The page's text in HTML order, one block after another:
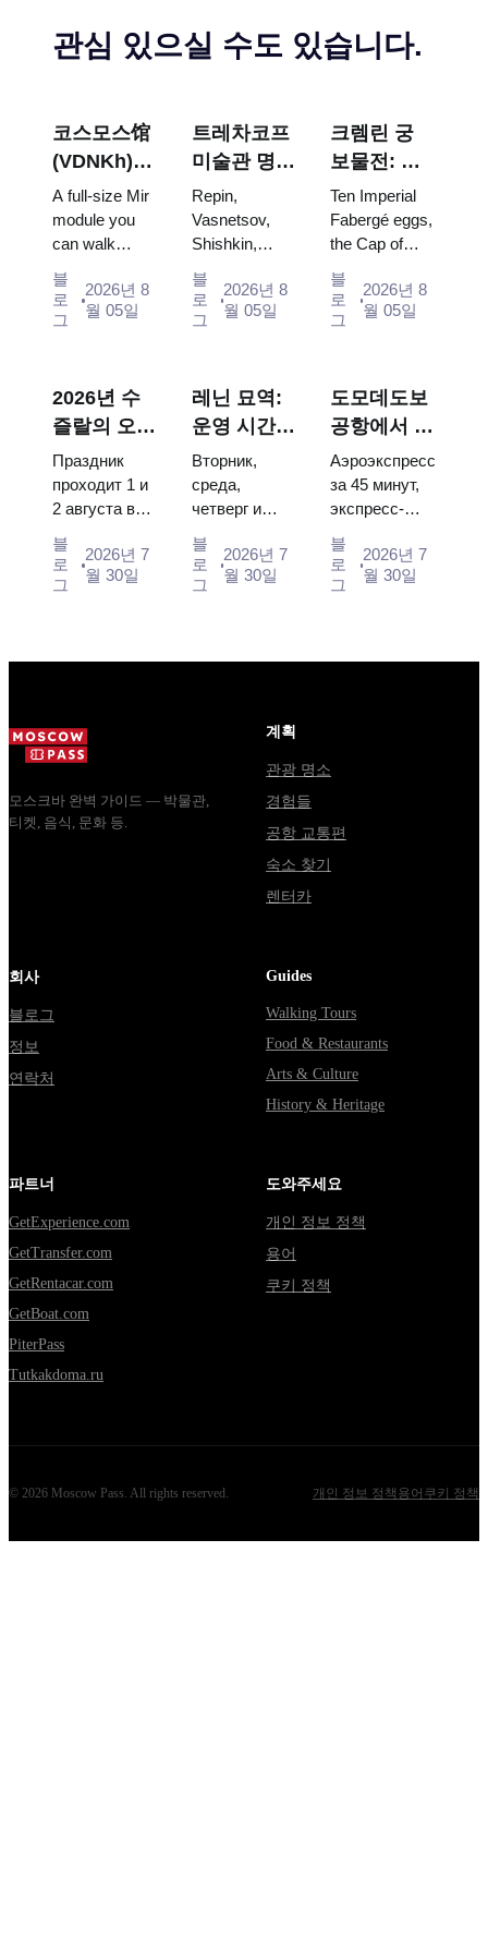
관심 있으실 수도 있습니다.
코스모스馆
(VDNKh) :
러시아 최대
우주 전시관
A full-size Mir
module you
can walk
Energia–
Buran model,
capsules and
120 pieces of
flight...
블
로
그
2026년 8
월 05일
트레차코프
미술관 명
작: 꼭 봐야
할 그림들을
중심으로 한
방문 계획
Repin,
Vasnetsov,
Shishkin,
and Surikov
— the works
they hang,
and why
booking the...
블
로
그
2026년 8
월 05일
크렘린 궁
보물전: 파
베르제 달
걀, 왕좌, 대
관식 예복
Ten Imperial
Fabergé eggs,
the Cap of
the double
throne of two
dress of
Catherine...
블
로
그
2026년 8
월 05일
2026년 수
즐랄의 오이
데이: 티켓,
일정 및 모
스크바에서
가는 방법
Праздник
проходит 1 и
2 августа в
деревянного
зодчества.
через
Владими...
블
로
그
2026년 7
월 30일
레닌 묘역:
운영 시간,
입장 및 크
렘린과 혼동
되는 주요
사항
Вторник,
среда,
четверг и
10:00 до
13:00, вход
블
로
그
2026년 7
월 30일
도모데도보
공항에서 모
스크바 시내
로: 에어로
익스프레스,
버스, 또는
전철
Аэроэкспресс
за 45 минут,
экспресс-
450 рублей,
социальный
블
로
그
2026년 7
월 30일
모스크바 완벽 가이드 — 박물관,
티켓, 음식, 문화 등.
계획
관광 명소
경험들
공항 교통편
숙소 찾기
렌터카
회사
블로그
정보
연락처
Guides
Walking Tours
Food & Restaurants
Arts & Culture
History & Heritage
파트너
GetExperience.com
GetTransfer.com
GetRentacar.com
GetBoat.com
PiterPass
Tutkakdoma.ru
도와주세요
개인 정보 정책
용어
쿠키 정책
© 2026 Moscow Pass. All rights reserved. 개인 정보 정책 용어 쿠키 정책